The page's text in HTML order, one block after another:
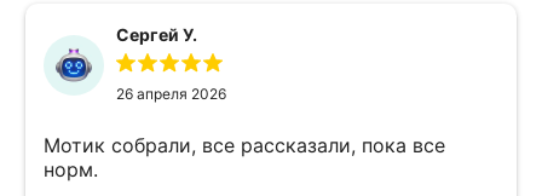
Сергей У.
26 апреля 2026
Мотик собрали, все рассказали, пока все
норм.